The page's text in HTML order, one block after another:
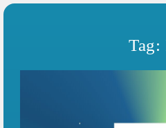
Tag: